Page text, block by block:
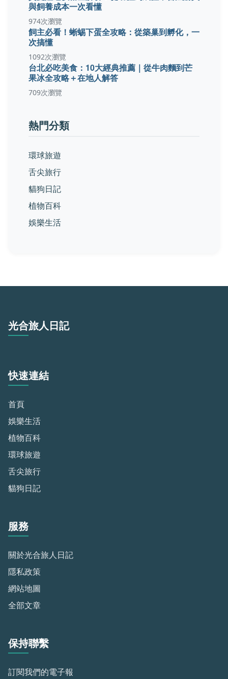
與飼養成本一次看懂
974次瀏覽
飼主必看！蜥蜴下蛋全攻略：從築巢到孵化，一
次搞懂
1092次瀏覽
台北必吃美食：10大經典推薦｜從牛肉麵到芒
果冰全攻略＋在地人解答
709次瀏覽
熱門分類
環球旅遊
舌尖旅行
貓狗日記
植物百科
娛樂生活
光合旅人日記
快速連結
首頁
娛樂生活
植物百科
環球旅遊
舌尖旅行
貓狗日記
服務
關於光合旅人日記
隱私政策
網站地圖
全部文章
保持聯繫
訂閱我們的電子報